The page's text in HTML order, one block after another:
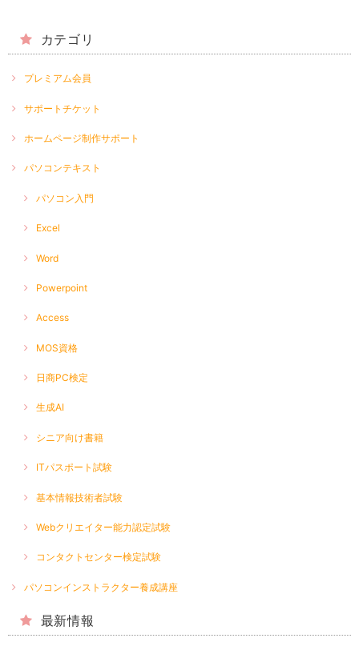
カテゴリ
プレミアム会員
サポートチケット
ホームページ制作サポート
パソコンテキスト
パソコン入門
Excel
Word
Powerpoint
Access
MOS資格
日商PC検定
生成AI
シニア向け書籍
ITパスポート試験
基本情報技術者試験
Webクリエイター能力認定試験
コンタクトセンター検定試験
パソコンインストラクター養成講座
最新情報